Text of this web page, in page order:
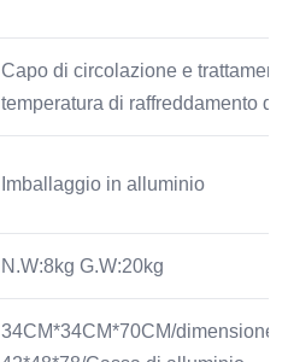
Capo di circolazione e
temperatura di raffreddamento
Imballaggio in alluminio
N.W:8kg G.W:20kg
34CM*34CM*70CM/dimensione